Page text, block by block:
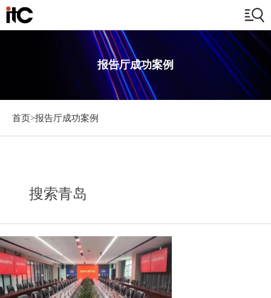
报告厅成功案例
首页>报告厅成功案例
搜索青岛